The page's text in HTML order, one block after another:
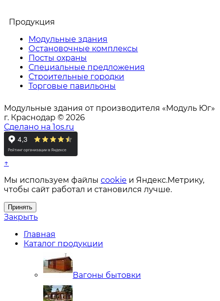
Продукция
Модульные здания
Остановочные комплексы
Посты охраны
Специальные предложения
Строительные городки
Торговые павильоны
Модульные здания от производителя «Модуль Юг»
г. Краснодар © 2026
Сделано на 1os.ru
↑
Мы используем файлы cookie и Яндекс.Метрику,
чтобы сайт работал и становился лучше.
Принять
Закрыть
Главная
Каталог продукции
Вагоны бытовки